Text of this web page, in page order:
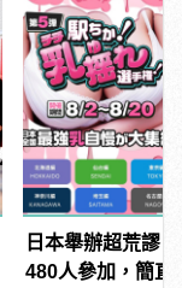
日本舉辦超荒謬
480人參加，簡直